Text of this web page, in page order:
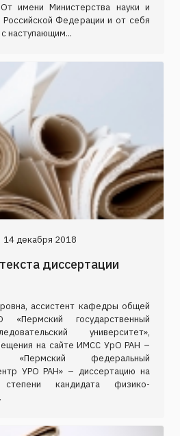
имени Министерства науки и
Федерации и от себя
наступающим...
14 декабря 2018
диссертации
ассистент кафедры общей
государственный
университет»,
на сайте ИМСС УрО РАН –
федеральный
УРО РАН» – диссертацию на
кандидата физико-